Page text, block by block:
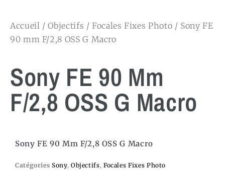
Accueil /Objectifs /Focales Fixes Photo / Sony FE
90 mm F/2,8 OSS G Macro
Sony FE 90 Mm
F/2,8 OSS G Macro
Sony FE 90 Mm F/2,8 OSS G Macro
Catégories Sony, Objectifs, Focales Fixes Photo